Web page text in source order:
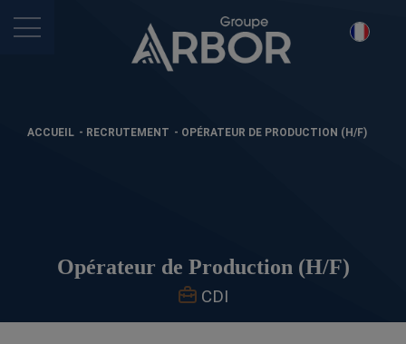
ACCUEIL - RECRUTEMENT - OPÉRATEUR DE PRODUCTION (H/F)
Opérateur de Production (H/F)
CDI